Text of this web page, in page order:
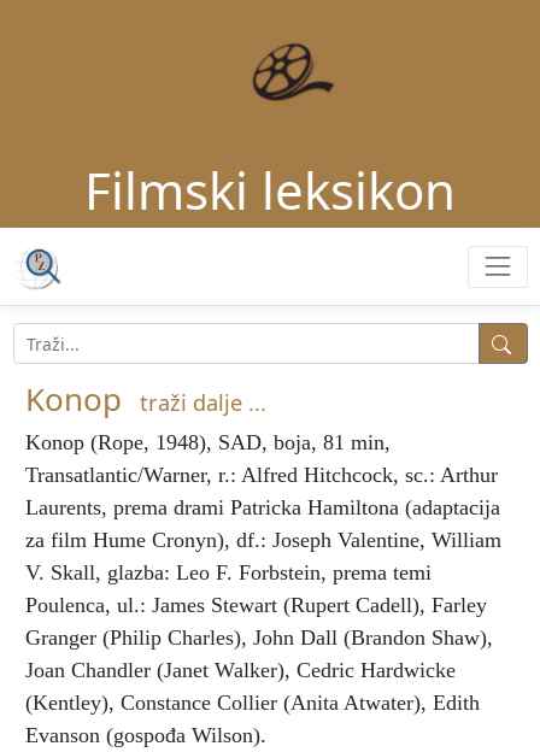
Filmski leksikon
Konop traži dalje ...
Konop (Rope, 1948), SAD, boja, 81 min,
Transatlantic/Warner, r.: Alfred Hitchcock, sc.: Arthur
Laurents, prema drami Patricka Hamiltona (adaptacija
za film Hume Cronyn), df.: Joseph Valentine, William
V. Skall, glazba: Leo F. Forbstein, prema temi
Poulenca, ul.: James Stewart (Rupert Cadell), Farley
Granger (Philip Charles), John Dall (Brandon Shaw),
Joan Chandler (Janet Walker), Cedric Hardwicke
(Kentley), Constance Collier (Anita Atwater), Edith
Evanson (gospođa Wilson).